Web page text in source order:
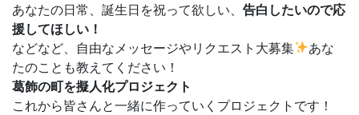
あなたの日常、誕生日を祝って欲しい、 告白したいので応
援してほしい！
などなど、自由なメッセージやリクエスト大募集
あな
たのことも教えてください！
葛飾の町を擬人化プロジェクト
これから皆さんと一緒に作っていくプロジェクトです！